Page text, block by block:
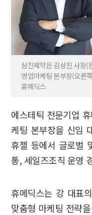
삼진제약은 김상진 사장(
영업마케팅 본부장(오른
휴메딕스
에스테틱 전문기업
케팅 본부장을 신임
휴젤 등에서 글로벌
통, 세일즈조직 운영
휴메딕스는 강 대표
맞춤형 마케팅 전략